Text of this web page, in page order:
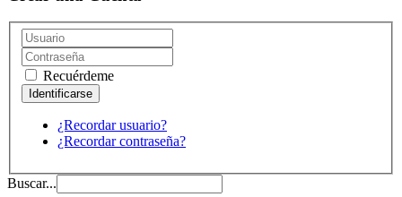
Recuérdeme
¿Recordar usuario?
¿Recordar contraseña?
Buscar...